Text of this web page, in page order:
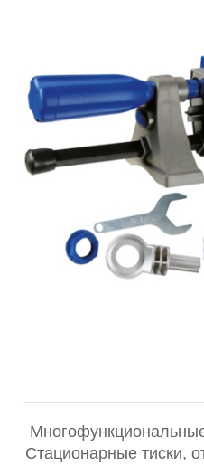
Стационарные тиски,